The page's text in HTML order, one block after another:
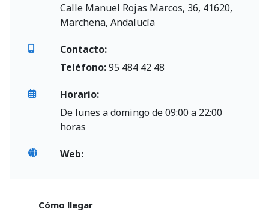
Calle Manuel Rojas Marcos, 36, 41620,
Marchena, Andalucía
Contacto:
Teléfono:95 484 42 48
Horario:
De lunes a domingo de 09:00 a 22:00
horas
Web:
Cómo llegar